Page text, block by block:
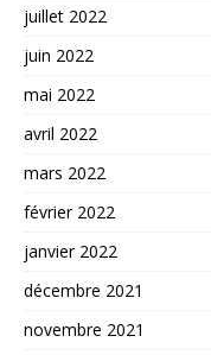
juillet 2022
juin 2022
mai 2022
avril 2022
mars 2022
février 2022
janvier 2022
décembre 2021
novembre 2021